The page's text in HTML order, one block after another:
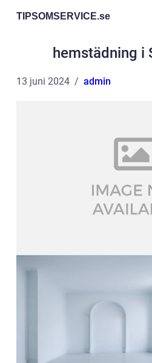
TIPSOMSERVICE.se
hemstädning i
13 juni 2024 admin